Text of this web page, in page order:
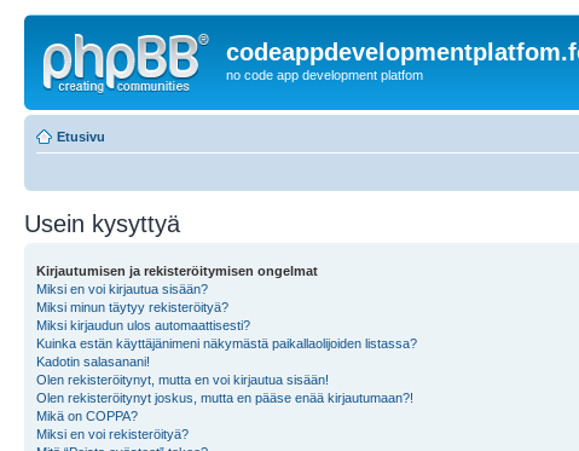
no code app development platfom
Etusivu
Usein kysyttyä
Kirjautumisen ja rekisteröitymisen ongelmat
Miksi en voi kirjautua sisään?
Miksi minun täytyy rekisteröityä?
Miksi kirjaudun ulos automaattisesti?
Kuinka estän käyttäjänimeni näkymästä paikallaolijoiden listassa?
Kadotin salasanani!
Olen rekisteröitynyt, mutta en voi kirjautua sisään!
Olen rekisteröitynyt joskus, mutta en pääse enää kirjautumaan?!
Mikä on COPPA?
Miksi en voi rekisteröityä?